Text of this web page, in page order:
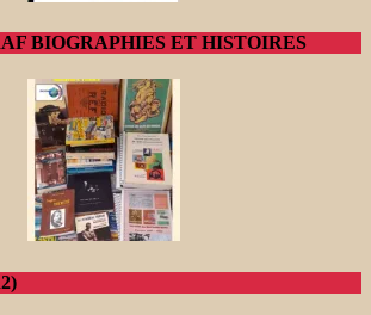
BIOGRAPHIES ET HISTOIRES